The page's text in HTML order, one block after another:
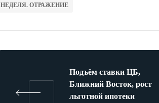
НЕДЕЛЯ. ОТРАЖЕНИЕ
Подъём ставки ЦБ,
Ближний Восток, рост
льготной ипотеки